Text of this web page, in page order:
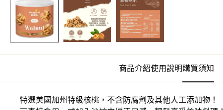
商品介紹使用說明購買須知
特選美國加州特級核桃，不含防腐劑及其他人工添加物！